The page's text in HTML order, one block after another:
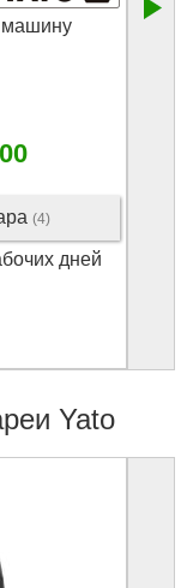
машину
(4)
дней
Yato